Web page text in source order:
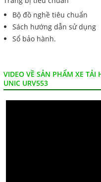
Bộ đồ nghề tiêu chuẩn
Sách hướng dẫn sử dụng
Sổ bảo hành.
VIDEO VỀ SẢN PHẨM XE
UNIC URV553